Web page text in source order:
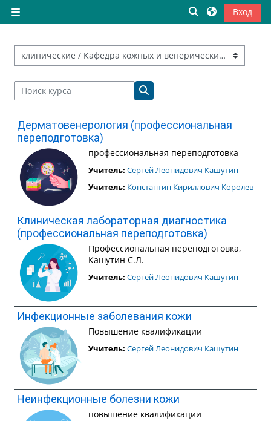
Боковая панель
Изменить
Вход
Категории курсов
Поиск курса
Поиск курса
Дерматовенерология (профессиональная
переподготовка)
профессиональная переподготовка
Учитель: Сергей Леонидович Кашутин
Учитель: Константин Кириллович Королев
Клиническая лабораторная диагностика
(профессиональная переподготовка)
Профессиональная переподготовка,
Кашутин С.Л.
Учитель: Сергей Леонидович Кашутин
Инфекционные заболевания кожи
Повышение квалификации
Учитель: Сергей Леонидович Кашутин
Неинфекционные болезни кожи
повышение квалификации